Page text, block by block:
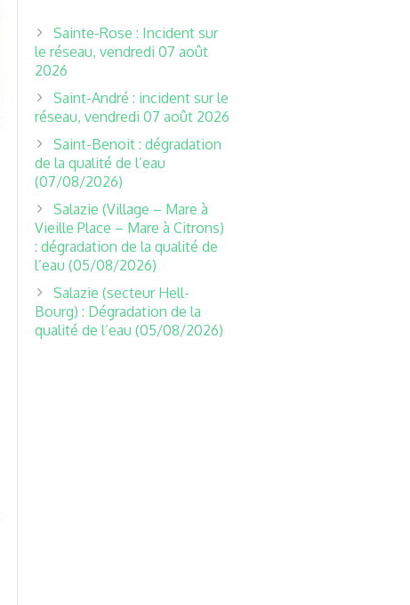
Sainte-Rose : Incident sur
le réseau, vendredi 07 août
2026
Saint-André : incident sur le
réseau, vendredi 07 août 2026
Saint-Benoit : dégradation
de la qualité de l’eau
(07/08/2026)
Salazie (Village – Mare à
Vieille Place – Mare à Citrons)
: dégradation de la qualité de
l’eau (05/08/2026)
Salazie (secteur Hell-
Bourg) : Dégradation de la
qualité de l’eau (05/08/2026)